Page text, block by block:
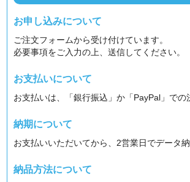
お申し込みについて
ご注文フォームから受け付けています。
必要事項をご入力の上、送信してください。
お支払いについて
お支払いは、「銀行振込」か「PayPal」での
納期について
お支払いいただいてから、2営業日でデータ納
納品方法について